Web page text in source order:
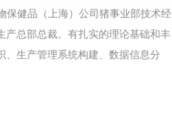
保健品（上海）公司猪事业部技术经
产总部总裁。有扎实的理论基础和丰
、生产管理系统构建、数据信息分